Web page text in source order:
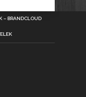
– BRANDCLOUD